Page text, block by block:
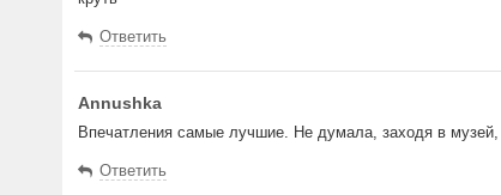
Ответить
Annushka
Впечатления самые лучшие. Не думала, заходя в
Ответить